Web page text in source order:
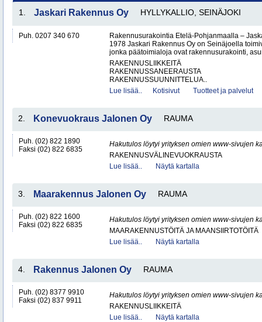
1. Jaskari Rakennus Oy HYLLYKALLIO, SEINÄJOKI
Puh. 0207 340 670
Rakennusurakointia Etelä-Pohjanmaalla –
1978 Jaskari Rakennus Oy on Seinäjoella
jonka päätoimialoja ovat rakennusurakointi,
RAKENNUSLIIKKEITÄ
RAKENNUSSANEERAUSTA
RAKENNUSSUUNNITTELUA..
Lue lisää..
Kotisivut Tuotteet ja palvelut
2. Konevuokraus Jalonen Oy RAUMA
Puh. (02) 822 1890
Faksi (02) 822 6835
Hakutulos löytyi yrityksen omien www-sivujen
RAKENNUSVÄLINEVUOKRAUSTA
Lue lisää..
Näytä kartalla
3. Maarakennus Jalonen Oy RAUMA
Puh. (02) 822 1600
Faksi (02) 822 6835
Hakutulos löytyi yrityksen omien www-sivujen
MAARAKENNUSTÖITÄ JA MAANSIIRTOTÖITÄ
Lue lisää..
Näytä kartalla
4. Rakennus Jalonen Oy RAUMA
Puh. (02) 8377 9910
Faksi (02) 837 9911
Hakutulos löytyi yrityksen omien www-sivujen
RAKENNUSLIIKKEITÄ
Lue lisää..
Näytä kartalla